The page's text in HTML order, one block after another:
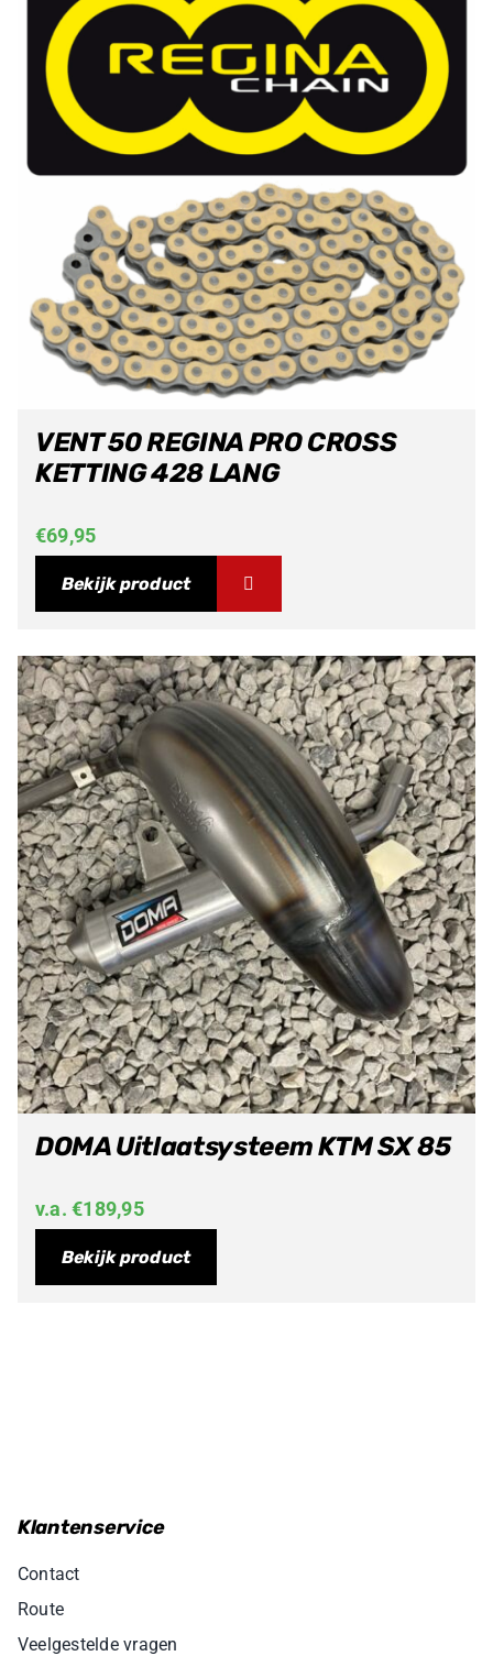
VENT 50 REGINA PRO CROSS
KETTING 428 LANG
€69,95
Bekijk product
DOMA Uitlaatsysteem KTM SX 85
v.a.€189,95
Bekijk product
Klantenservice
Contact
Route
Veelgestelde vragen